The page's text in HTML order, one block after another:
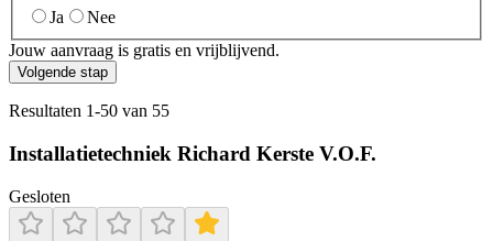
Ja
Nee
Jouw aanvraag is gratis en vrijblijvend.
Volgende stap
Resultaten 1-50 van 55
Installatietechniek Richard Kerste V.O.F.
Gesloten